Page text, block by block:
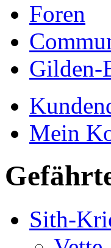
Foren
Gilden-
Mein
Sith-